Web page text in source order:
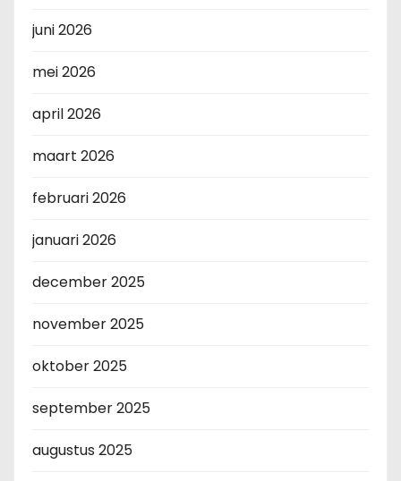
juni 2026
mei 2026
april 2026
maart 2026
februari 2026
januari 2026
december 2025
november 2025
oktober 2025
september 2025
augustus 2025